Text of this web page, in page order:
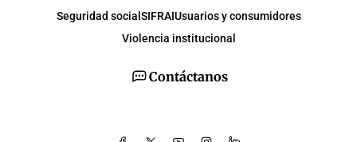
Contáctanos
Seguridad social SIFRAIUsuarios y consumidores
Violencia institucional